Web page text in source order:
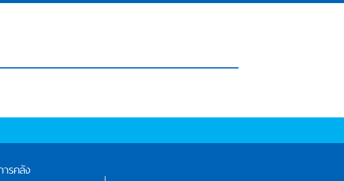
รคลัง